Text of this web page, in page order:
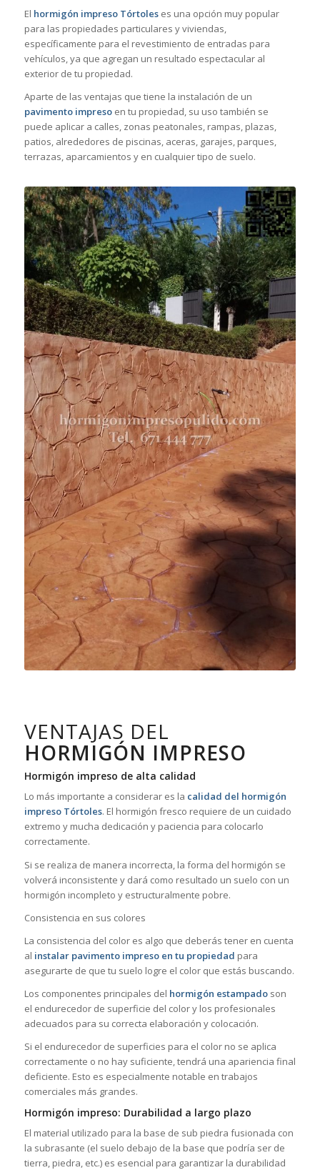
El hormigón impreso Tórtoleses una opción muy popular
para las propiedades particulares y viviendas,
específicamente para el revestimiento de entradas para
vehículos, ya que agregan un resultado espectacular al
exterior de tu propiedad.
Aparte de las ventajas que tiene la instalación de un
pavimento impresoen tu propiedad, su uso también se
puede aplicar a calles, zonas peatonales, rampas, plazas,
patios, alrededores de piscinas, aceras, garajes, parques,
terrazas, aparcamientos y en cualquier tipo de suelo.
VENTAJAS DEL
HORMIGÓN IMPRESO
Hormigón impreso de alta calidad
Lo más importante a considerar es la calidad del hormigón
impreso Tórtoles. El hormigón fresco requiere de un cuidado
extremo y mucha dedicación y paciencia para colocarlo
correctamente.
Si se realiza de manera incorrecta, la forma del hormigón se
volverá inconsistente y dará como resultado un suelo con un
hormigón incompleto y estructuralmente pobre.
Consistencia en sus colores
La consistencia del color es algo que deberás tener en cuenta
al instalar pavimento impreso en tu propiedad para
asegurarte de que tu suelo logre el color que estás buscando.
Los componentes principales del hormigón estampadoson
el endurecedor de superficie del color y los profesionales
adecuados para su correcta elaboración y colocación.
Si el endurecedor de superficies para el color no se aplica
correctamente o no hay suficiente, tendrá una apariencia final
deficiente. Esto es especialmente notable en trabajos
comerciales más grandes.
Hormigón impreso: Durabilidad a largo plazo
El material utilizado para la base de sub piedra fusionada con
la subrasante (el suelo debajo de la base que podría ser de
tierra, piedra, etc.) es esencial para garantizar la durabilidad